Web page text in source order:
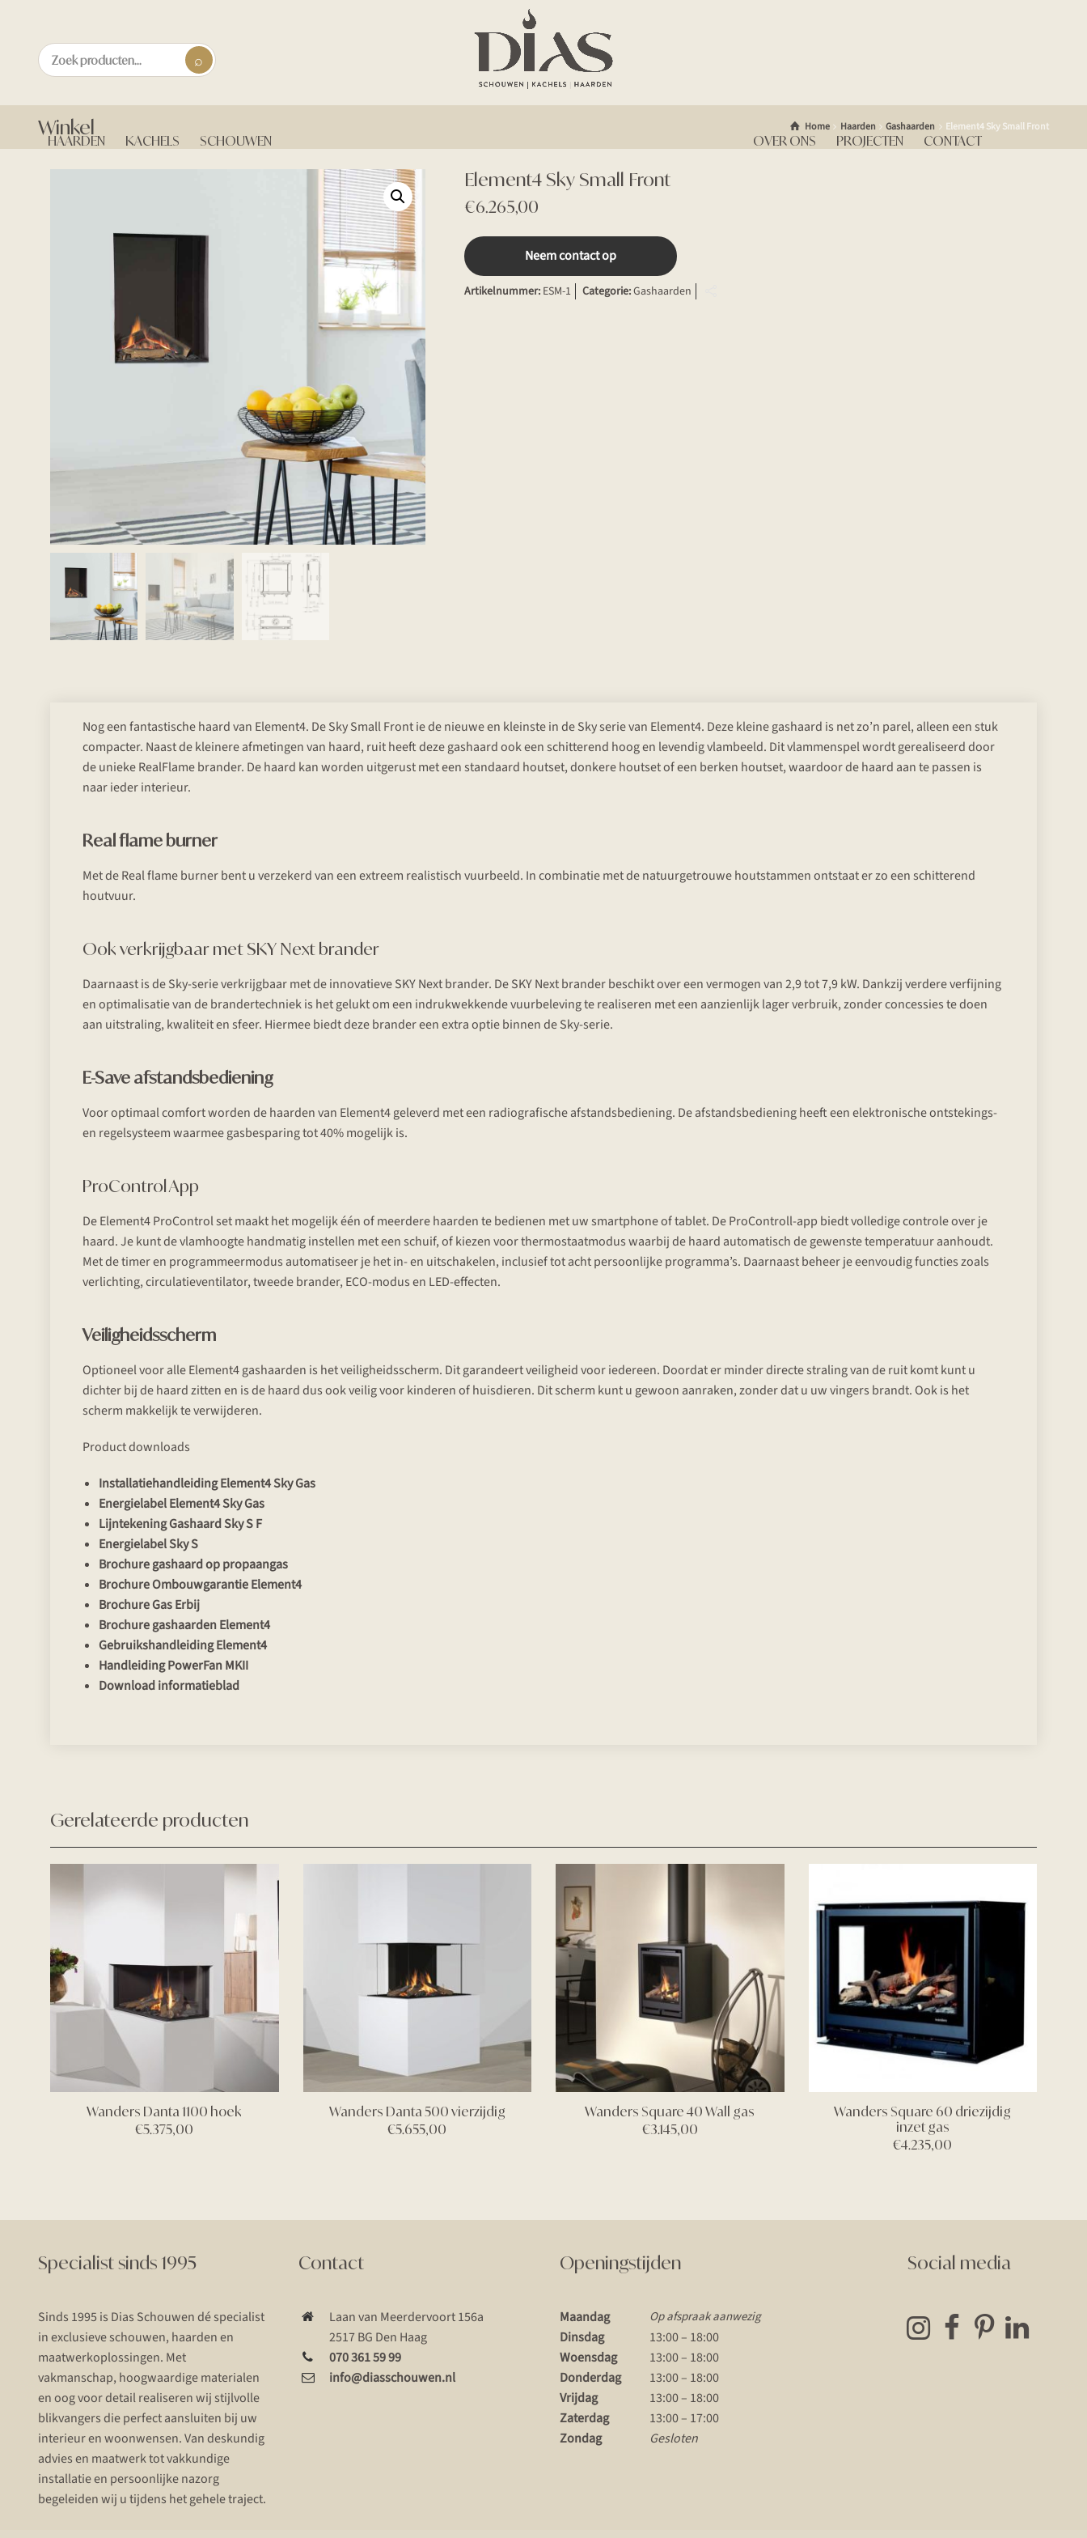
HAARDEN KACHELS SCHOUWEN OVER ONS PROJECTEN CONTACT
Winkel Home Haarden Gashaarden Element4 Sky Small Front
Element4 Sky Small Front
€6.265,00
Neem contact op
Artikelnummer: ESM-1 Categorie:Gashaarden
Nog een fantastische haard van Element4. De Sky Small Front ie de nieuwe en kleinste in de Sky serie van Element4. Deze kleine gashaard is net zo’n parel, alleen een stuk
compacter. Naast de kleinere afmetingen van haard, ruit heeft deze gashaard ook een schitterend hoog en levendig vlambeeld. Dit vlammenspel wordt gerealiseerd door
de unieke RealFlame brander. De haard kan worden uitgerust met een standaard houtset, donkere houtset of een berken houtset, waardoor de haard aan te passen is
naar ieder interieur.
Real flame burner
Met de Real flame burner bent u verzekerd van een extreem realistisch vuurbeeld. In combinatie met de natuurgetrouwe houtstammen ontstaat er zo een schitterend
houtvuur.
Ook verkrijgbaar met SKY Next brander
Daarnaast is de Sky-serie verkrijgbaar met de innovatieve SKY Next brander. De SKY Next brander beschikt over een vermogen van 2,9 tot 7,9 kW. Dankzij verdere verfijning
en optimalisatie van de brandertechniek is het gelukt om een indrukwekkende vuurbeleving te realiseren met een aanzienlijk lager verbruik, zonder concessies te doen
aan uitstraling, kwaliteit en sfeer. Hiermee biedt deze brander een extra optie binnen de Sky-serie.
E-Save afstandsbediening
Voor optimaal comfort worden de haarden van Element4 geleverd met een radiografische afstandsbediening. De afstandsbediening heeft een elektronische ontstekings-
en regelsysteem waarmee gasbesparing tot 40% mogelijk is.
ProControl App
De Element4 ProControl set maakt het mogelijk één of meerdere haarden te bedienen met uw smartphone of tablet. De ProControll-app biedt volledige controle over je
haard. Je kunt de vlamhoogte handmatig instellen met een schuif, of kiezen voor thermostaatmodus waarbij de haard automatisch de gewenste temperatuur aanhoudt.
Met de timer en programmeermodus automatiseer je het in- en uitschakelen, inclusief tot acht persoonlijke programma’s. Daarnaast beheer je eenvoudig functies zoals
verlichting, circulatieventilator, tweede brander, ECO-modus en LED-effecten.
Veiligheidsscherm
Optioneel voor alle Element4 gashaarden is het veiligheidsscherm. Dit garandeert veiligheid voor iedereen. Doordat er minder directe straling van de ruit komt kunt u
dichter bij de haard zitten en is de haard dus ook veilig voor kinderen of huisdieren. Dit scherm kunt u gewoon aanraken, zonder dat u uw vingers brandt. Ook is het
scherm makkelijk te verwijderen.
Product downloads
Installatiehandleiding Element4 Sky Gas
Energielabel Element4 Sky Gas
Lijntekening Gashaard Sky S F
Energielabel Sky S
Brochure gashaard op propaangas
Brochure Ombouwgarantie Element4
Brochure Gas Erbij
Brochure gashaarden Element4
Gebruikshandleiding Element4
Handleiding PowerFan MKII
Download informatieblad
Gerelateerde producten
Wanders Danta 1100 hoek
€5.375,00
Wanders Danta 500 vierzijdig
€5.655,00
Wanders Square 40 Wall gas
€3.145,00
Wanders Square 60 driezijdig
inzet gas
€4.235,00
Specialist sinds 1995
Sinds 1995 is Dias Schouwen dé specialist
in exclusieve schouwen, haarden en
maatwerkoplossingen. Met
vakmanschap, hoogwaardige materialen
en oog voor detail realiseren wij stijlvolle
blikvangers die perfect aansluiten bij uw
interieur en woonwensen. Van deskundig
advies en maatwerk tot vakkundige
installatie en persoonlijke nazorg
begeleiden wij u tijdens het gehele traject.
Contact
Laan van Meerdervoort 156a
2517 BG Den Haag
070 361 59 99
info@diasschouwen.nl
Openingstijden
Maandag Op afspraak aanwezig
Dinsdag
13:00 – 18:00
Woensdag
13:00 – 18:00
Donderdag
13:00 – 18:00
Vrijdag
13:00 – 18:00
Zaterdag
13:00 – 17:00
Zondag
Gesloten
Social media